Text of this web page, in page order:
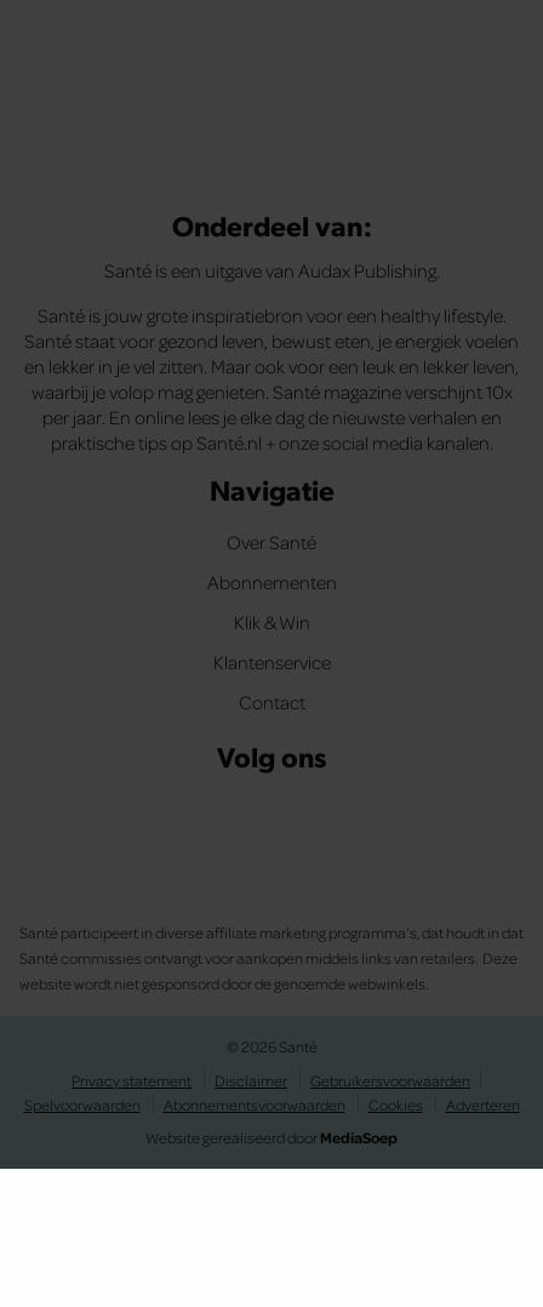
Onderdeel van:
Santé is een uitgave van Audax Publishing.
Santé is jouw grote inspiratiebron voor een healthy lifestyle.
Santé staat voor gezond leven, bewust eten, je energiek voelen
en lekker in je vel zitten. Maar ook voor een leuk en lekker leven,
waarbij je volop mag genieten. Santé magazine verschijnt 10x
per jaar. En online lees je elke dag de nieuwste verhalen en
praktische tips op Santé.nl + onze social media kanalen.
Navigatie
Over Santé
Abonnementen
Klik & Win
Klantenservice
Contact
Volg ons
Santé participeert in diverse affiliate marketing programma’s, dat houdt in dat
Santé commissies ontvangt voor aankopen middels links van retailers. Deze
website wordt niet gesponsord door de genoemde webwinkels.
© 2026 Santé
Privacy statement
Disclaimer
Gebruikersvoorwaarden
Spelvoorwaarden
Abonnementsvoorwaarden Cookies
Adverteren
Website gerealiseerd doorMediaSoep